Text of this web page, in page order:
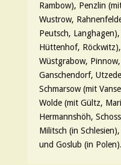
Rambow), Penzlin
Wustrow,
Peutsch,
Hüttenhof,
Wüstgrabow,
Ganschendorf,
Schmarsow (mit
Wolde (mit Gültz,
Hermannshöh,
Militsch (in
und Goslub (in Polen).